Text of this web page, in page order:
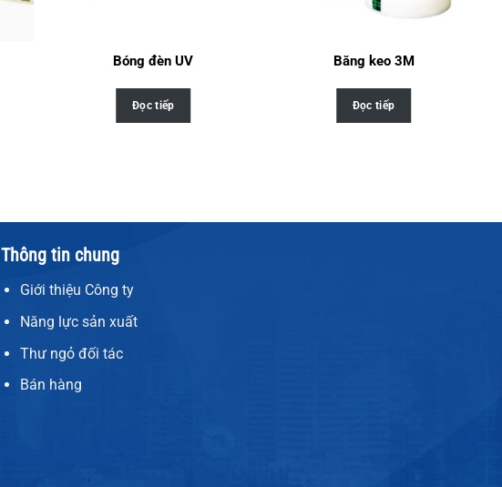
Bóng đèn UV
Đọc tiếp
Băng keo 3M
Đọc tiếp
Thông tin chung
Giới thiệu Công ty
Năng lực sản xuất
Thư ngỏ đối tác
Bán hàng